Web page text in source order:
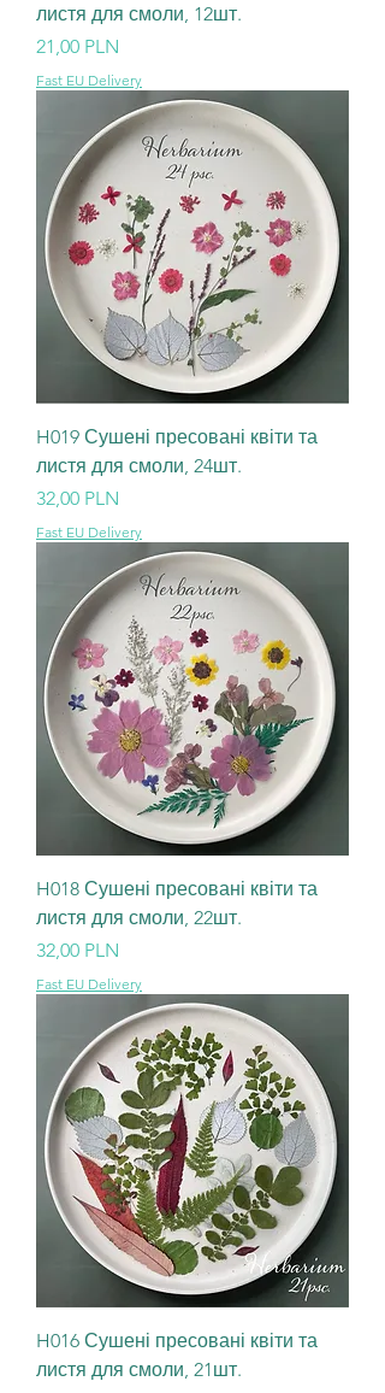
листя для смоли, 12шт.
Ціна
21,00 PLN
Fast EU Delivery
H019 Сушені пресовані квіти та
листя для смоли, 24шт.
Ціна
32,00 PLN
Fast EU Delivery
H018 Сушені пресовані квіти та
листя для смоли, 22шт.
Ціна
32,00 PLN
Fast EU Delivery
H016 Сушені пресовані квіти та
листя для смоли, 21шт.